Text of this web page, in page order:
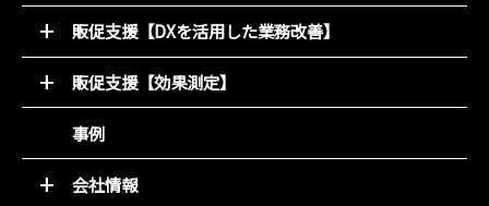
52週マーケティング
キャンペーン支援サービス
動画コンテンツ
デジタルチラシ 買適ミッケ!
商品ブランディング
PDM（顧客データ活用）
LINE集客サービス（＋LINKS）
販促支援【DXを活用した業務改善】
オンライン販促物制作支援システム
店別販促サポート
販促支援【効果測定】
商圏ポテンシャル分析
アンケート分析
売れるデザイン研究所
事例
会社情報